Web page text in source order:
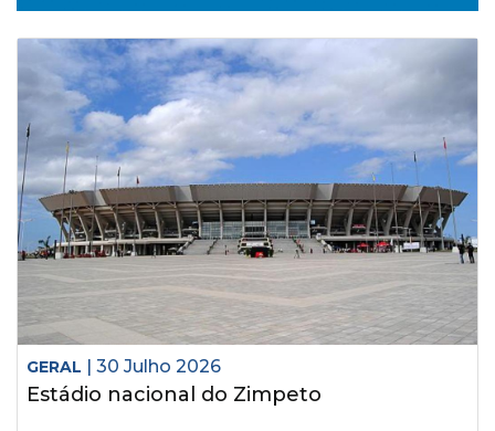
GERAL | 30 Julho 2026
Estádio nacional do Zimpeto